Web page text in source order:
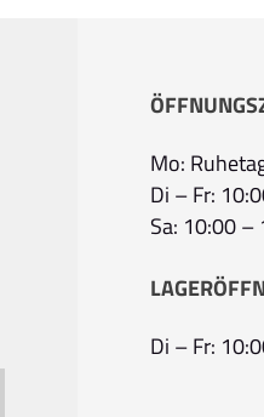
Mo:
Di – Fr:
Sa: 10:00 –
Di – Fr: